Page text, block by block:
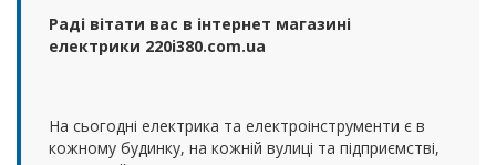
Раді вітати вас в інтернет магазині
електрики 220i380.com.ua
На сьогодні електрика та електроінструменти є в
кожному будинку, на кожній вулиці та підприємстві,